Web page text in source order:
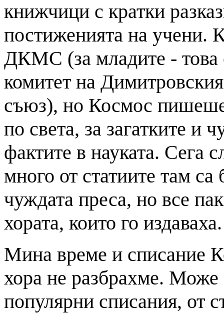
книжчици с кратки
постиженията на учени.
ДКМС (за младите - това
комитет на
съюз), но Космос пишеше
по света, за загатките и
фактите в науката. Сега
много от статиите там
чуждата преса, но все
хората, които го издаваха.
Мина време и списание
хора не разбрахме. Може
популярни списания, от